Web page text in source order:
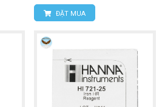
ĐẶT MUA